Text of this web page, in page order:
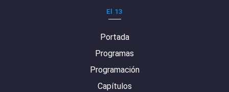
El 13
Portada
Programas
Programación
Capítulos